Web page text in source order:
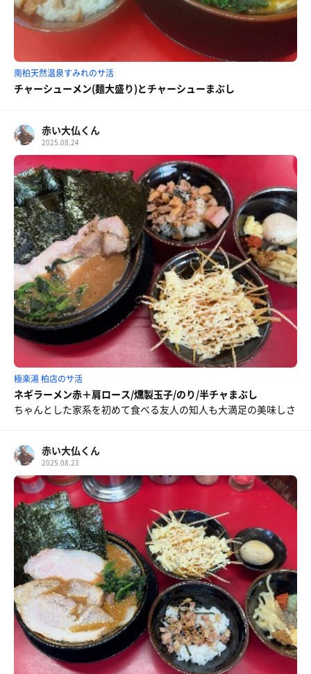
南柏天然温泉すみれのサ活
チャーシューメン(麺大盛り)とチャーシューまぶし
赤い大仏くん
2025.08.24
極楽湯 柏店のサ活
ネギラーメン赤＋肩ロース/燻製玉子/のり/半チャまぶし
ちゃんとした家系を初めて食べる友人の知人も大満足の美味しさ
赤い大仏くん
2025.08.23